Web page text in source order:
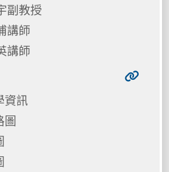
副教授
講師
講師
資訊
圖